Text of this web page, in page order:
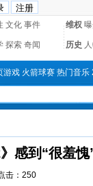
文化 事件 维权
探索 奇闻 历史
游戏 火箭球赛 热门音乐
感到“很羞愧
击： 250